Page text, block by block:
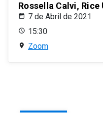
Rossella Calvi,
7 de Abril de 2021
15:30
Zoom